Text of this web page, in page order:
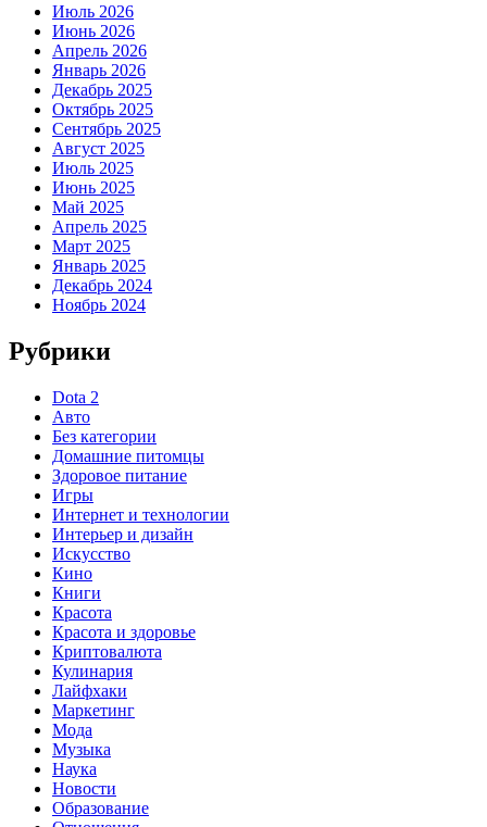
Июль 2026
Июнь 2026
Апрель 2026
Январь 2026
Декабрь 2025
Октябрь 2025
Сентябрь 2025
Август 2025
Июль 2025
Июнь 2025
Май 2025
Апрель 2025
Март 2025
Январь 2025
Декабрь 2024
Ноябрь 2024
Рубрики
Dota 2
Авто
Без категории
Домашние питомцы
Здоровое питание
Игры
Интернет и технологии
Интерьер и дизайн
Искусство
Кино
Книги
Красота
Красота и здоровье
Криптовалюта
Кулинария
Лайфхаки
Маркетинг
Мода
Музыка
Наука
Новости
Образование